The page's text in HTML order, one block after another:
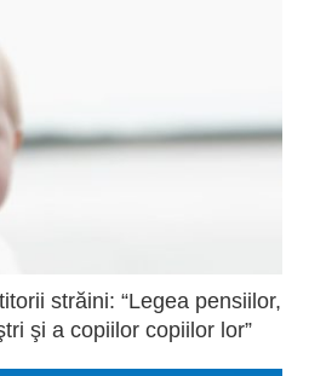
străini: “Legea pensiilor,
şi a copiilor copiilor lor”